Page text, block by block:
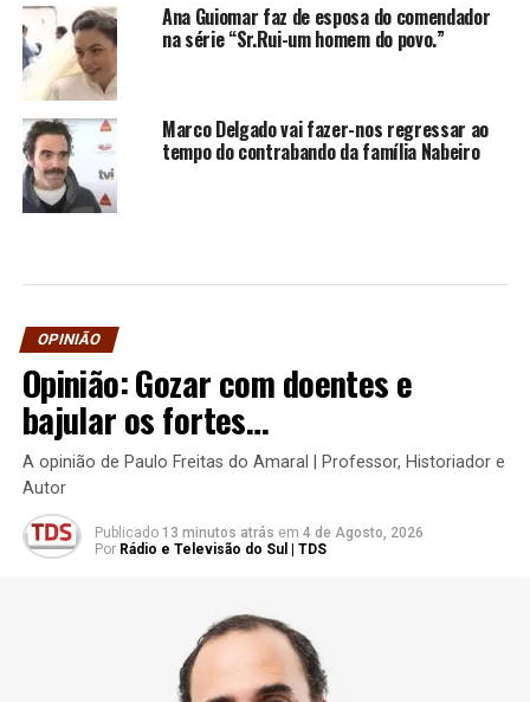
Ana Guiomar faz de esposa do comendador
na série “Sr.Rui-um homem do povo.”
Marco Delgado vai fazer-nos regressar ao
tempo do contrabando da família Nabeiro
OPINIÃO
Opinião: Gozar com doentes e
bajular os fortes…
A opinião de Paulo Freitas do Amaral | Professor, Historiador e
Autor
Publicado 13 minutos atrás em 4 de Agosto, 2026
Por Rádio e Televisão do Sul | TDS